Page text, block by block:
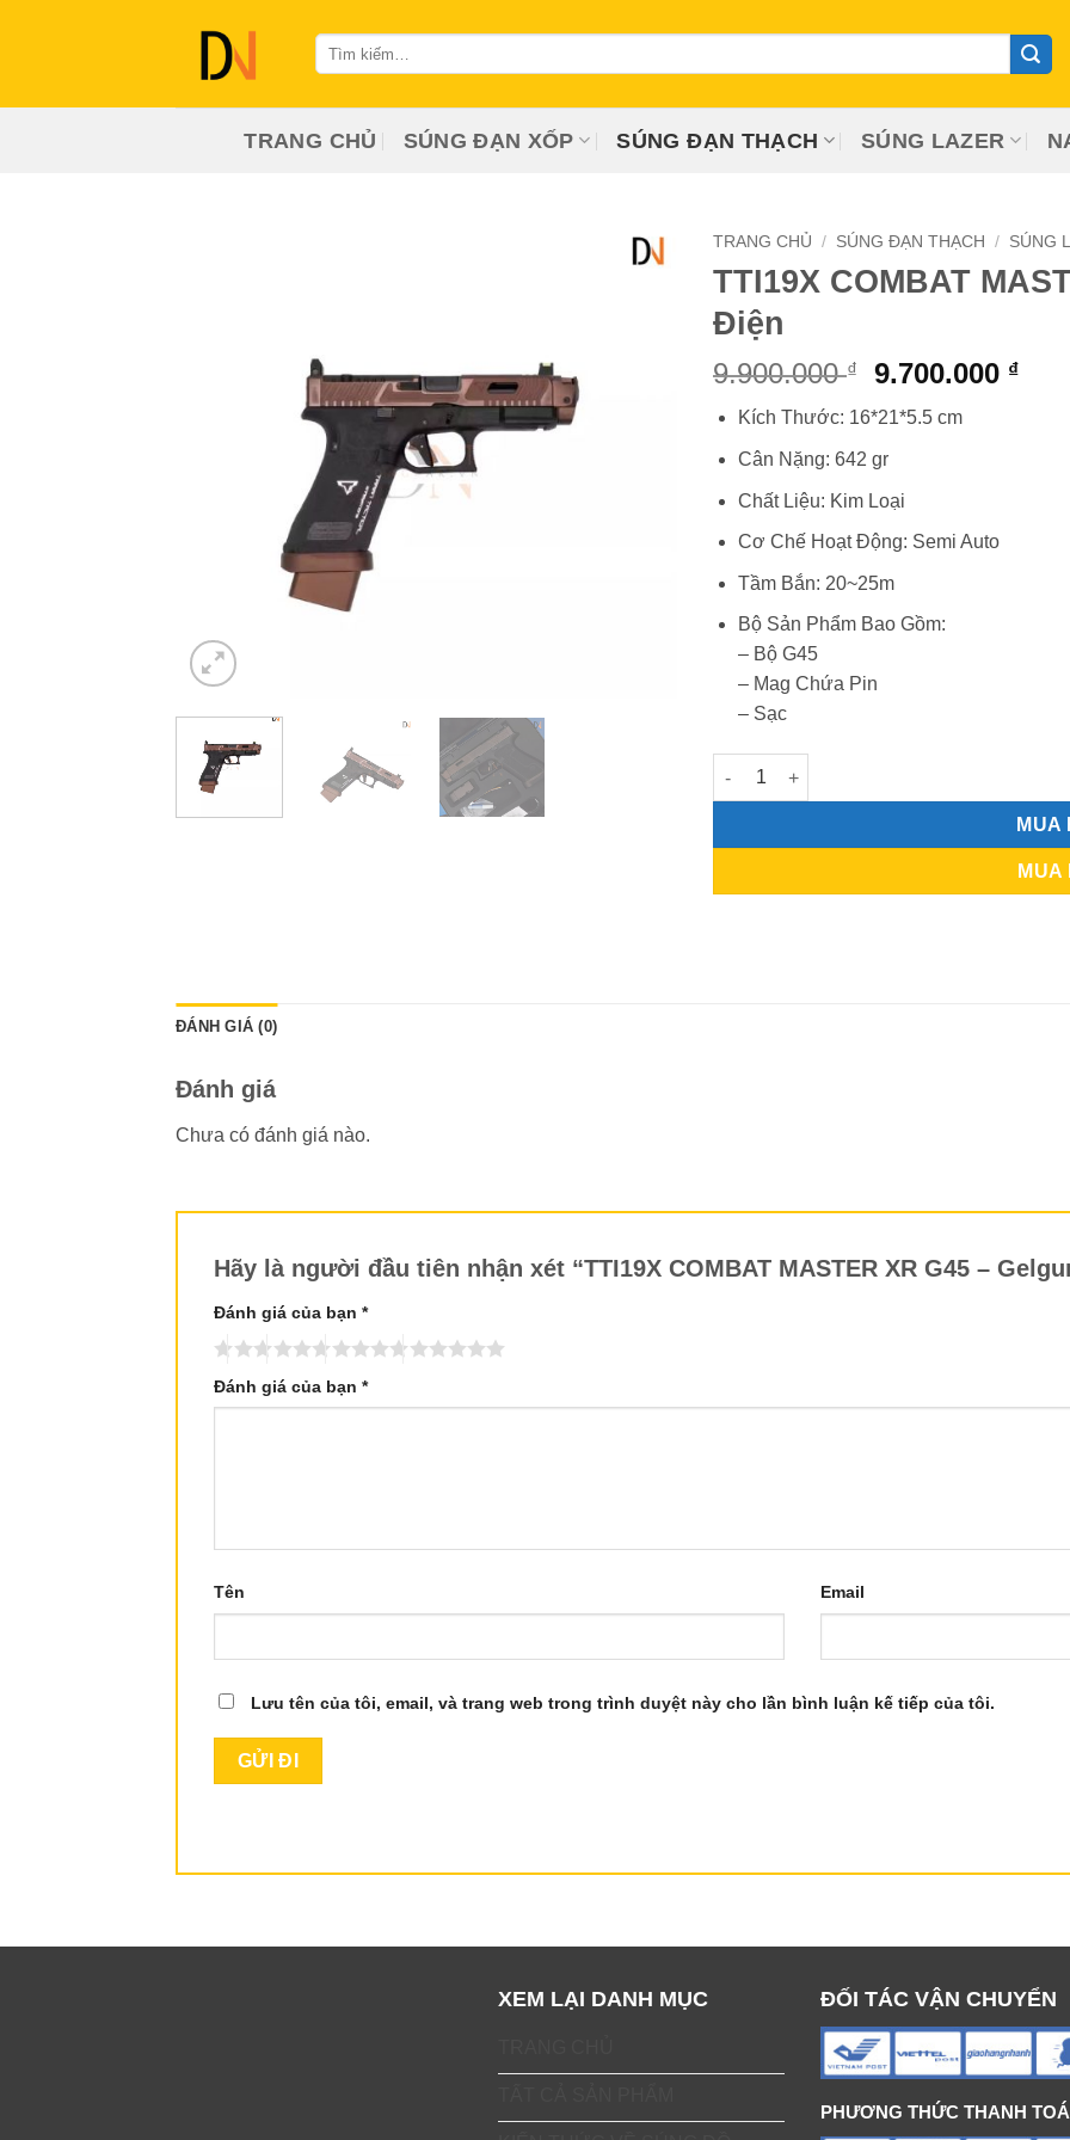
dung
Tìm
kiếm:
TRANG CHỦ SÚNG ĐẠN XỐP SÚNG ĐẠN THẠCH SÚNG LAZER
TRANG CHỦ / SÚNG ĐẠN THẠCH / SÚNG
TTI19X COMBAT
Điện
9.900.000₫
Giá
là:
9.900.000 ₫.
9.700.000 ₫Giá
Kích Thước: 16*21*5.5 cm
Cân Nặng: 642 gr
Chất Liệu: Kim Loại
Cơ Chế Hoạt Động: Semi Auto
Tầm Bắn: 20~25m
Bộ Sản Phẩm Bao Gồm:
– Bộ G45
– Mag Chứa Pin
– Sạc
TTI19X COMBAT MASTER XR G45 -
MUA
MUA
ĐÁNH GIÁ (0)
Đánh giá
Chưa có đánh giá nào.
Hãy là người đầu tiên nhận xét “TTI19X COMBAT MASTER XR G45 –
Đánh giá của bạn *
Đánh giá của bạn *
Tên Email
Lưu tên của tôi, email, và trang web trong trình duyệt này cho lần bình luận kế tiếp của tôi.
XEM LẠI DANH MỤC ĐỐI TÁC VẬN CHUYỂN
PHƯƠNG THỨC THANH